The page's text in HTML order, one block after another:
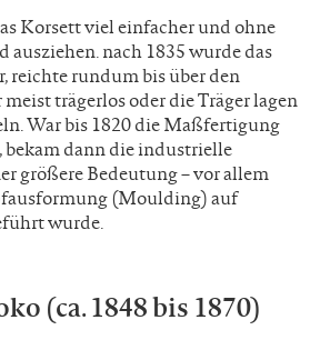
Korsett viel einfacher und ohne
nach 1835 wurde das
reichte rundum bis über den
trägerlos oder die Träger lagen
War bis 1820 die Maßfertigung
dann die industrielle
größere Bedeutung – vor allem
(Moulding) auf
wurde.
(ca. 1848 bis 1870)